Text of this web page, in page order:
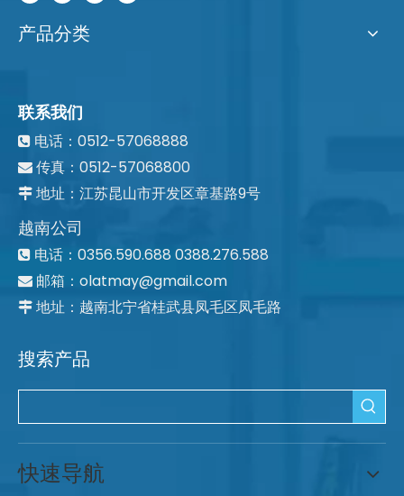
产品分类
联系我们
 电话：0512-57068888
 传真：0512-57068800
 地址：江苏昆山市开发区章基路9号
越南公司
 电话：0356.590.688 0388.276.588
 邮箱： olatmay@gmail.com
 地址：越南北宁省桂武县凤毛区凤毛路
搜索产品
快速导航